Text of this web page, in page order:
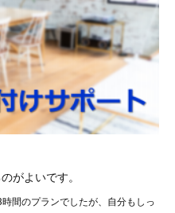
がよいです。
間のプランでしたが、自分もしっ